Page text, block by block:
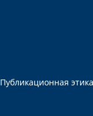
Публикационная этика